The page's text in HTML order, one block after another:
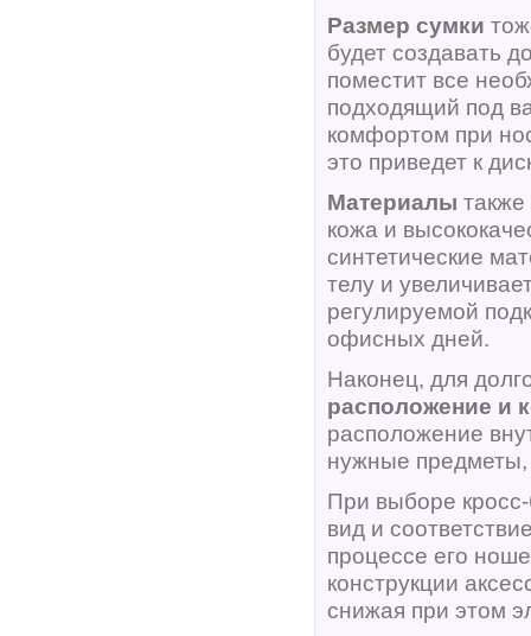
Размер сумки
будет создавать
поместит все
подходящий под
комфортом при
это приведет к
Материалы
кожа и
синтетические
телу и
регулируемой
офисных дней.
Наконец, для
расположение и
расположение
нужные предметы,
При выборе
вид и
процессе его
конструкции
снижая при этом